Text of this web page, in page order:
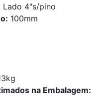
Lado 4"s/pino
100mm
na Embalagem: